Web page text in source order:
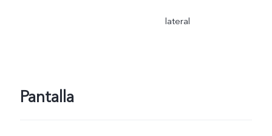
lateral
Pantalla